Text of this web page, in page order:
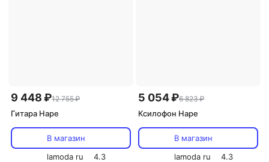
9 448 ₽12 755 ₽
Гитара Hape
В магазин
lamoda ru
4.3
5 054 ₽6 823 ₽
Ксилофон Hape
В магазин
lamoda ru
4.3